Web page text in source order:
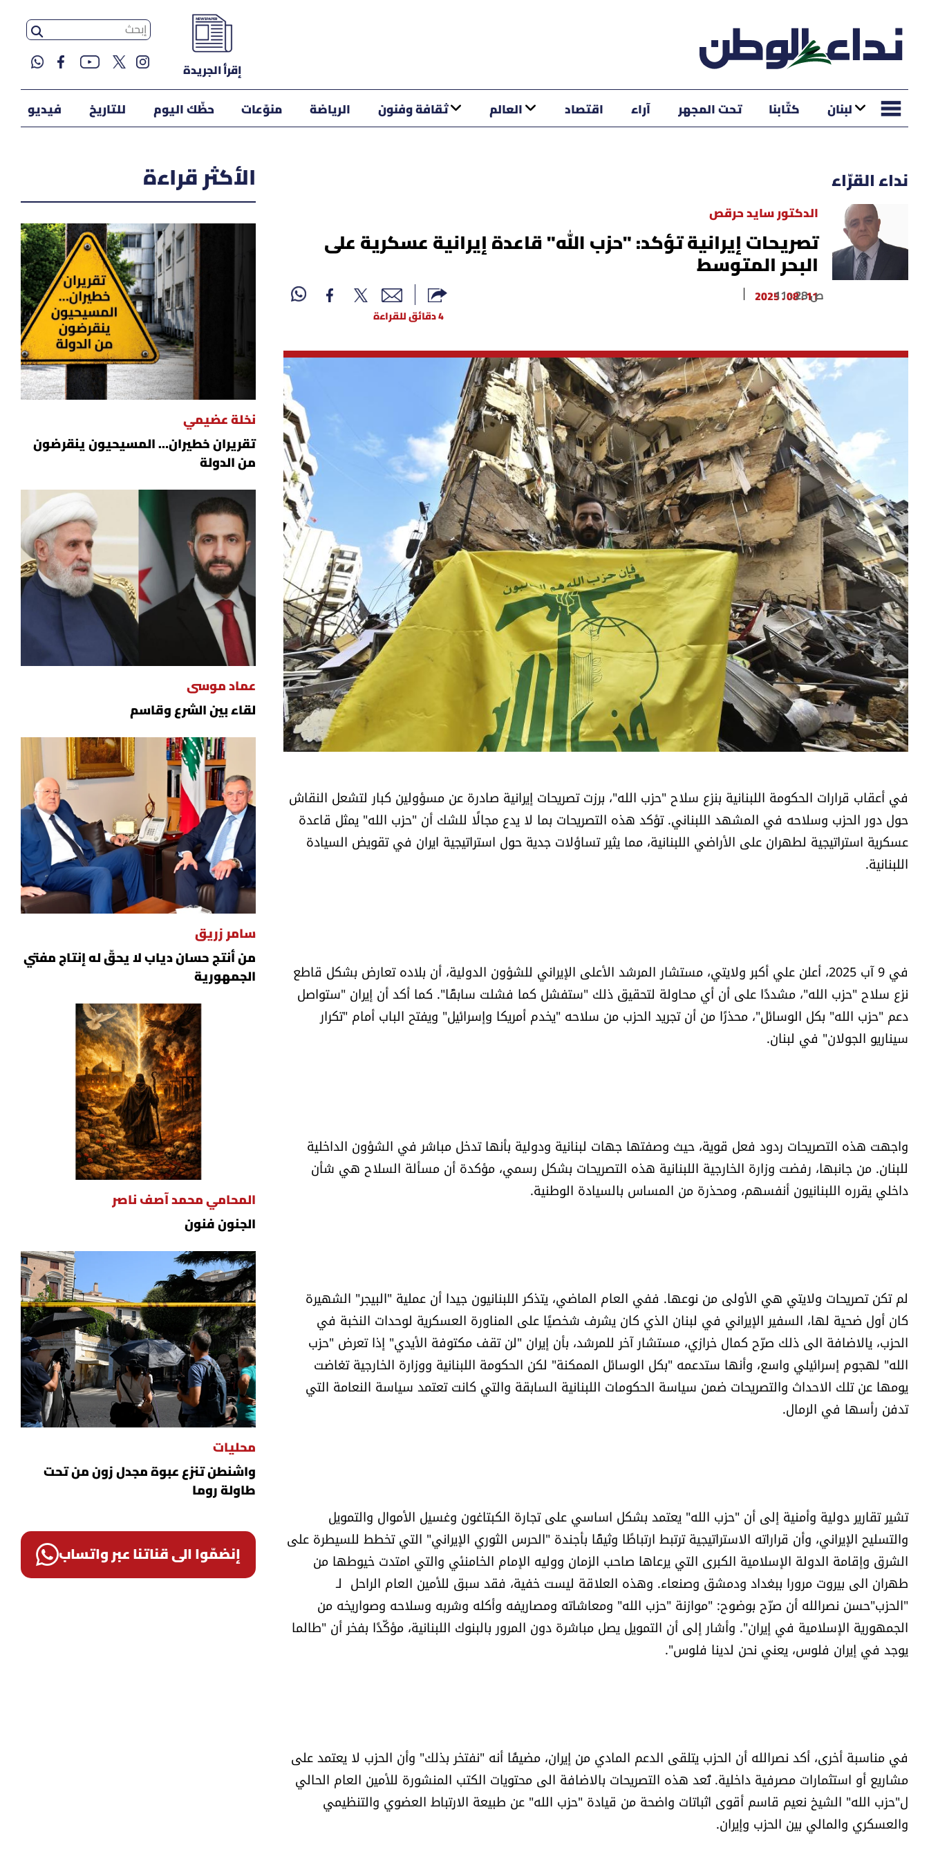
إقرأ الجريدة
لبنان كتّابنا تحت المجهر آراء اقتصاد العالم ثقافة وفنون الرياضة منوّعات حظّك اليوم للتاريخ فيديو
نداء القرّاء
الدكتور سايد حرقص
تصريحات إيرانية تؤكد: "حزب الله" قاعدة إيرانية عسكرية على
البحر المتوسط
11 . 08 . 2025
11 : 28 ص
4 دقائق للقراءة
​في أعقاب قرارات الحكومة اللبنانية بنزع سلاح "حزب الله"، برزت تصريحات إيرانية صادرة عن مسؤولين كبار لتشعل النقاش
حول دور الحزب وسلاحه في المشهد اللبناني. تؤكد هذه التصريحات بما لا يدع مجالًا للشك أن "حزب الله" يمثل قاعدة
عسكرية استراتيجية لطهران على الأراضي اللبنانية، مما يثير تساؤلات جدية حول استراتيجية ايران في تقويض السيادة
اللبنانية.
​في 9 آب 2025، أعلن علي أكبر ولايتي، مستشار المرشد الأعلى الإيراني للشؤون الدولية، أن بلاده تعارض بشكل قاطع
نزع سلاح "حزب الله"، مشددًا على أن أي محاولة لتحقيق ذلك "ستفشل كما فشلت سابقًا". كما أكد أن إيران "ستواصل
دعم "حزب الله" بكل الوسائل"، محذرًا من أن تجريد الحزب من سلاحه "يخدم أمريكا وإسرائيل" ويفتح الباب أمام "تكرار
سيناريو الجولان" في لبنان.
​واجهت هذه التصريحات ردود فعل قوية، حيث وصفتها جهات لبنانية ودولية بأنها تدخل مباشر في الشؤون الداخلية
للبنان. من جانبها، رفضت وزارة الخارجية اللبنانية هذه التصريحات بشكل رسمي، مؤكدة أن مسألة السلاح هي شأن
داخلي يقرره اللبنانيون أنفسهم، ومحذرة من المساس بالسيادة الوطنية.
​لم تكن تصريحات ولايتي هي الأولى من نوعها. ففي العام الماضي، يتذكر اللبنانيون جيدا أن عملية "البيجر" الشهيرة
كان أول ضحية لها، السفير الإيراني في لبنان الذي كان يشرف شخصيًا على المناورة العسكرية لوحدات النخبة في
الحزب، يالاضافة الى ذلك صرّح كمال خرازي، مستشار آخر للمرشد، بأن إيران "لن تقف مكتوفة الأيدي" إذا تعرض "حزب
الله" لهجوم إسرائيلي واسع، وأنها ستدعمه "بكل الوسائل الممكنة" لكن الحكومة اللبنانية ووزارة الخارجية تغاضت
يومها عن تلك الاحداث والتصريحات ضمن سياسة الحكومات اللبنانية السابقة والتي كانت تعتمد سياسة النعامة التي
تدفن رأسها في الرمال.
​تشير تقارير دولية وأمنية إلى أن "حزب الله" يعتمد بشكل اساسي على تجارة الكبتاغون وغسيل الأموال والتمويل
والتسليح الإيراني، وأن قراراته الاستراتيجية ترتبط ارتباطًا وثيقًا بأجندة "الحرس الثوري الإيراني" التي تخطط للسيطرة على
الشرق وإقامة الدولة الإسلامية الكبرى التي يرعاها صاحب الزمان ووليه الإمام الخامنئي والتي امتدت خيوطها من
طهران الى بيروت مرورا ببغداد ودمشق وصنعاء. وهذه العلاقة ليست خفية، فقد سبق للأمين العام الراحل لـ
"الحزب"حسن نصرالله أن صرّح بوضوح: "موازنة "حزب الله" ومعاشاته ومصاريفه وأكله وشربه وسلاحه وصواريخه من
الجمهورية الإسلامية في إيران". وأشار إلى أن التمويل يصل مباشرة دون المرور بالبنوك اللبنانية، مؤكّدًا بفخر أن "طالما
يوجد في إيران فلوس، يعني نحن لدينا فلوس".
​في مناسبة أخرى، أكد نصرالله أن الحزب يتلقى الدعم المادي من إيران، مضيفًا أنه "نفتخر بذلك" وأن الحزب لا يعتمد على
مشاريع أو استثمارات مصرفية داخلية. تُعد هذه التصريحات بالاضافة الى محتويات الكتب المنشورة للأمين العام الحالي
ل"حزب الله" الشيخ نعيم قاسم أقوى اثباتات واضحة من قيادة "حزب الله" عن طبيعة الارتباط العضوي والتنظيمي
والعسكري والمالي بين الحزب وإيران.
الأكثر قراءة
نخلة عضيمي
تقريران خطيران… المسيحيون ينقرضون
من الدولة
عماد موسى
لقاء بين الشرع وقاسم
سامر زريق
من أنتج حسان دياب لا يحقّ له إنتاج مفتي
الجمهورية
المحامي محمد آصف ناصر
الجنون فنون
محليات
واشنطن تنزع عبوة مجدل زون من تحت
طاولة روما
إنضمّوا الى قناتنا عبر واتساب